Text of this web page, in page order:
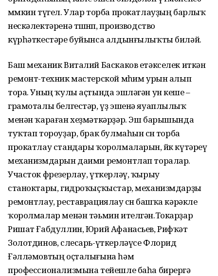
мөмкин түгел. Улар торба прокатлауҙың барлыҡ
нескәлектәренә төшөнөп, производство
күрһәткестәре буйынса алдынғылыҡты биләй.
Баш механик Виталий Баскаков етәкселек иткән
ремонт-техник мастерской мөһим урын алып
тора. Уның ҡулы аҫтында эшләгән ун кеше –
грамоталы белгестәр, үҙ эшенә яуаплылыҡ
менән ҡараған хеҙмәткәрҙәр. Эш барышында
туҡтап тороуҙар, брак булмаһын өсөн торба
прокатлау стандары ҡоролмаларын, йөк күтәреү
механизмдарын даими ремонтлап торалар.
Участок фрезерлау, үткерләү, ҡырыу
станоктары, гидроҡыҫҡыстар, механизмдарҙы
ремонтлау, реставрациялау өсөн башҡа кәрәкле
ҡоролмалар менән тәьмин ителгән.Токарҙар
Ришат Ғабдуллин, Юрий Афанасьев, Рифҡәт
Золотдинов, слесарь-үткерләүсе Флорид
Ғәлләмовтың оҫталығына һәм
профессионализмына тейешле баһа бирергә